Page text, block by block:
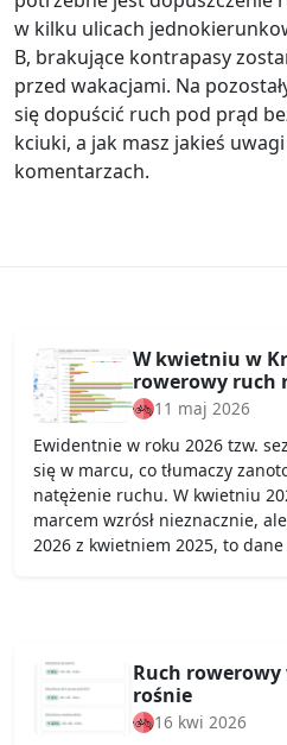
w kilku ulicach
B, brakujące kontrapasy
przed wakacjami. Na
się dopuścić ruch pod prąd
kciuki, a jak masz jakieś
komentarzach.
W kwietniu w
rowerowy ruch
11 maj 2026
Ewidentnie w roku 2026 tzw.
się w marcu, co tłumaczy
natężenie ruchu. W kwietniu
marcem wzrósł nieznacznie,
2026 z kwietniem 2025, to
Ruch
rośnie
16 kwi 2026